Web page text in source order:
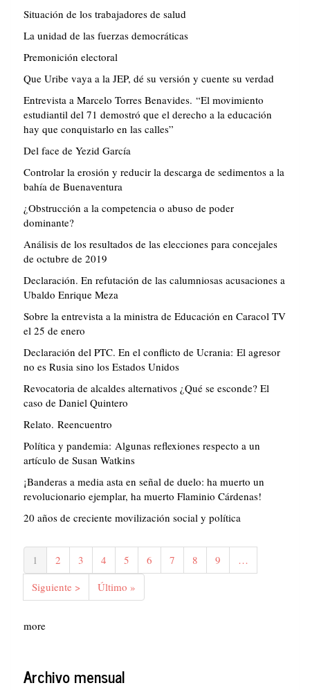
Situación de los trabajadores de salud
La unidad de las fuerzas democráticas
Premonición electoral
Que Uribe vaya a la JEP, dé su versión y cuente su verdad
Entrevista a Marcelo Torres Benavides. “El movimiento
estudiantil del 71 demostró que el derecho a la educación
hay que conquistarlo en las calles”
Del face de Yezid García
Controlar la erosión y reducir la descarga de sedimentos a la
bahía de Buenaventura
¿Obstrucción a la competencia o abuso de poder
dominante?
Análisis de los resultados de las elecciones para concejales
de octubre de 2019
Declaración. En refutación de las calumniosas acusaciones a
Ubaldo Enrique Meza
Sobre la entrevista a la ministra de Educación en Caracol TV
el 25 de enero
Declaración del PTC. En el conflicto de Ucrania: El agresor
no es Rusia sino los Estados Unidos
Revocatoria de alcaldes alternativos ¿Qué se esconde? El
caso de Daniel Quintero
Relato. Reencuentro
Política y pandemia: Algunas reflexiones respecto a un
artículo de Susan Watkins
¡Banderas a media asta en señal de duelo: ha muerto un
revolucionario ejemplar, ha muerto Flaminio Cárdenas!
20 años de creciente movilización social y política
Paginación
Página
actual
1 Página
2 Página
3 Página
4 Página
5 Página
6 Página
7 Página
8 Página
9
…
Siguiente
página
Siguiente >
Última
página
Último »
more
Archivo mensual